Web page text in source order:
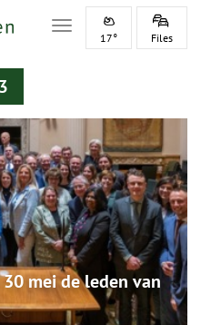
Toggle navigation
17° Files
mei de leden van